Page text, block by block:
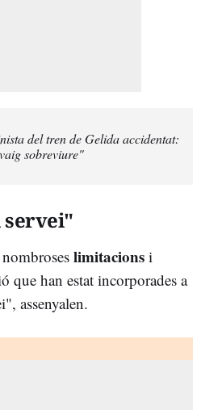
del tren de Gelida accidentat:
sobreviure"
limitacions i
que han estat incorporades a
assenyalen.